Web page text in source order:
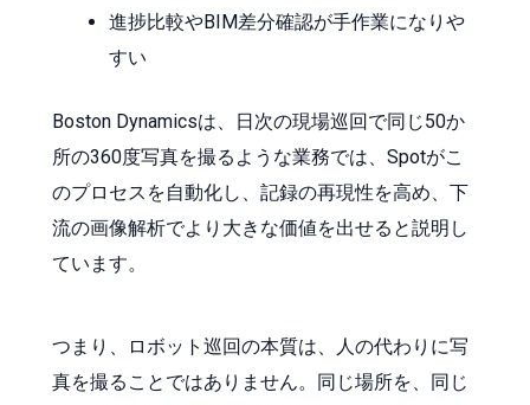
進捗比較やBIM差分確認が手作業になりや
すい
Boston Dynamicsは、日次の現場巡回で同じ50か
所の360度写真を撮るような業務では、Spotがこ
のプロセスを自動化し、記録の再現性を高め、下
流の画像解析でより大きな価値を出せると説明し
ています。
つまり、ロボット巡回の本質は、人の代わりに写
真を撮ることではありません。同じ場所を、同じ